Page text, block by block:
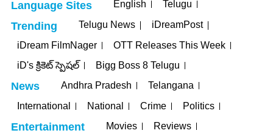
Language Sites English Telugu
Trending Telugu News
iDreamPost
iDream FilmNager
OTT Releases This Week
iD's క్రికెట్ స్పెషల్
Bigg Boss 8 Telugu
News Andhra Pradesh
Telangana
International
National Crime Politics
Entertainment Movies
Reviews